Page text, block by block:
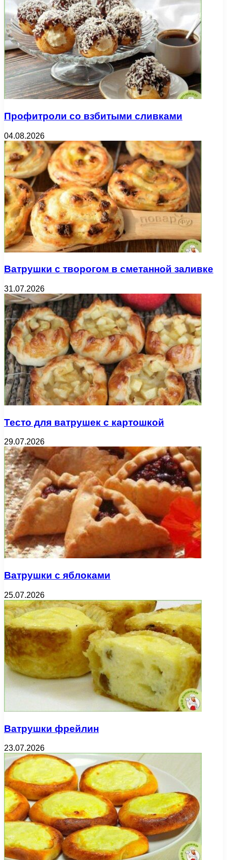
Профитроли со взбитыми сливками
04.08.2026
Ватрушки с творогом в сметанной заливке
31.07.2026
Тесто для ватрушек с картошкой
29.07.2026
Ватрушки с яблоками
25.07.2026
Ватрушки фрейлин
23.07.2026